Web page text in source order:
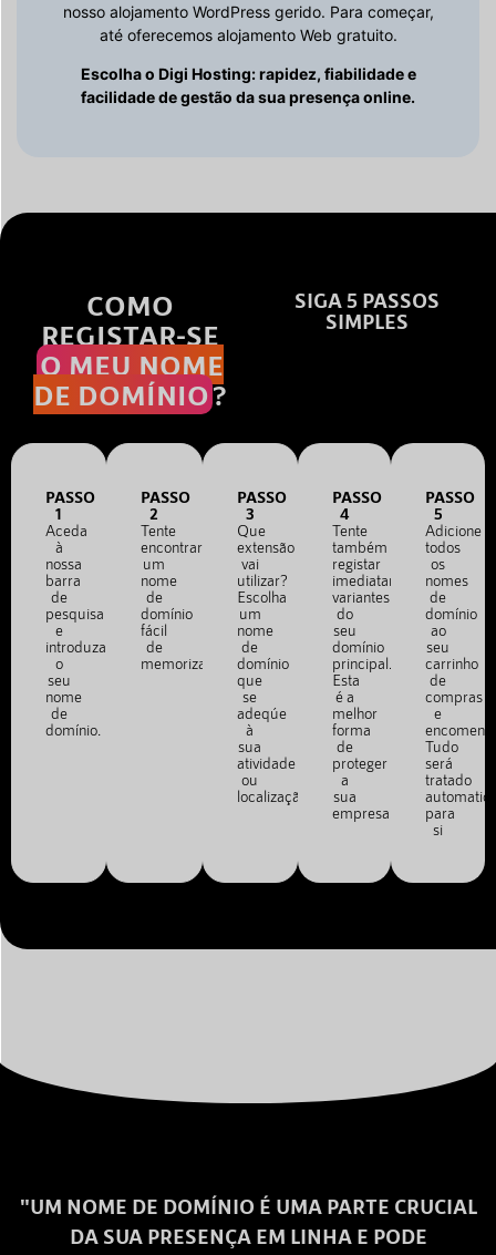
nosso alojamento WordPress gerido. Para começar,
até oferecemos alojamento Web gratuito.
Escolha o Digi Hosting: rapidez, fiabilidade e
facilidade de gestão da sua presença online.
COMO
REGISTAR-SE
O MEU NOME
DE DOMÍNIO?
SIGA 5 PASSOS
SIMPLES
PASSO
1
Aceda
à
nossa
barra
de
pesquisa
e
introduza
o
seu
nome
de
domínio.
PASSO
2
Tente
encontrar
um
nome
de
domínio
fácil
de
memorizar.
PASSO
3
Que
extensão
vai
utilizar?
Escolha
um
nome
de
domínio
que
se
adeqúe
à
sua
atividade
ou
localização.
PASSO
4
Tente
também
registar
imediatamente
variantes
do
seu
domínio
principal.
Esta
é a
melhor
forma
de
proteger
a
sua
empresa.
PASSO
5
Adicione
todos
os
nomes
de
domínio
ao
seu
carrinho
de
compras
e
Tudo
será
tratado
para
si
"UM NOME DE DOMÍNIO É UMA PARTE CRUCIAL
DA SUA PRESENÇA EM LINHA E PODE